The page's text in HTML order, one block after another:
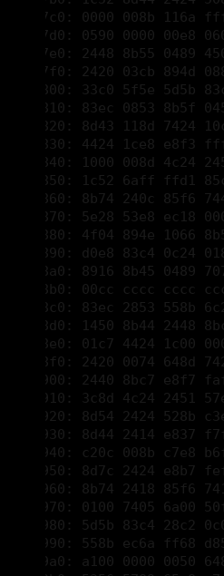
00001870: 5e28 53e8 ec18
00001880: 4f04 894e 1066
00001890: d0e8 83c4 0c24
000018a0: 8916 8b45
000018b0: 00cc cccc
000018c0: 83ec 2853 558b
000018d0: 1450 8b44 2448
000018e0: 01c7 4424
000018f0: 2420 0074
00001900: 2440 8bc7
00001910: 3c8d 4c24 2451
00001920: 8d54 2424
00001930: 8d44 2414
00001940: c20c 008b
00001950: 8d7c 2424
00001960: 8b74 2418
00001970: 0100 7405
00001980: 5d5b 83c4
00001990: 558b ec6a ff68
000019a0: a100 0000
000019b0: 5356 5789 65e8
000019c0: 5051 528b
000019d0: 0000 c38b
000019e0: 6489 0d00